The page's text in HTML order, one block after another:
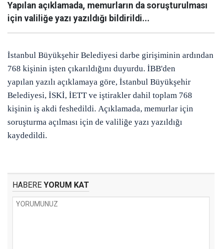
Yapılan açıklamada, memurların da soruşturulması
için valiliğe yazı yazıldığı bildirildi...
İstanbul Büyükşehir Belediyesi darbe girişiminin ardından
768 kişinin işten çıkarıldığını duyurdu. İBB'den
yapılan yazılı açıklamaya göre, İstanbul Büyükşehir
Belediyesi, İSKİ, İETT ve iştirakler dahil toplam 768
kişinin iş akdi feshedildi. Açıklamada, memurlar için
soruşturma açılması için de valiliğe yazı yazıldığı
kaydedildi.
HABERE YORUM KAT